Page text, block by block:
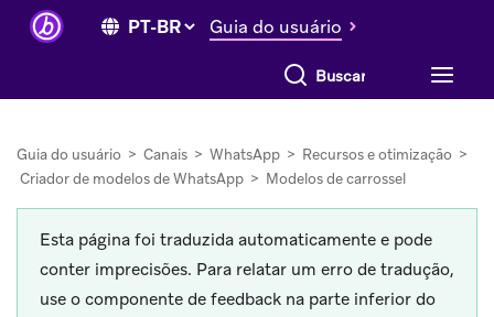
Guia do usuário
Buscar tudo
Guia do usuário > Canais > WhatsApp > Recursos e otimização >
Criador de modelos de WhatsApp > Modelos de carrossel
Esta página foi traduzida automaticamente e pode
conter imprecisões. Para relatar um erro de tradução,
use o componente de feedback na parte inferior do